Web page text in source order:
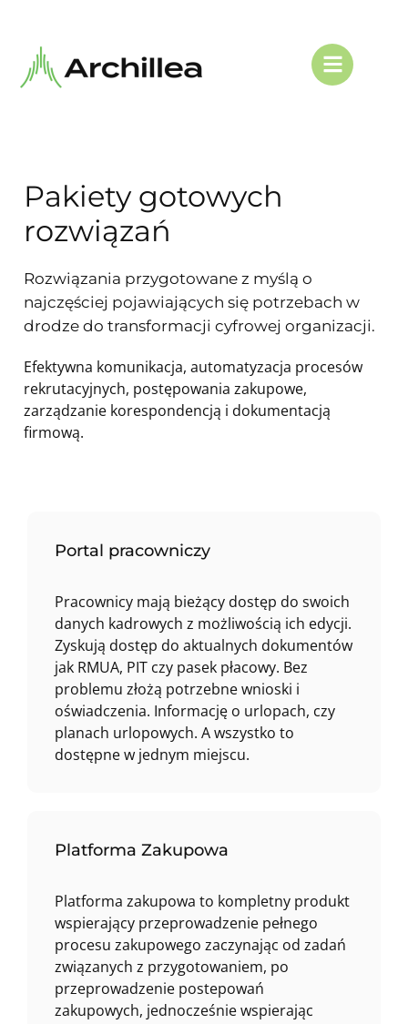
Pakiety gotowych
rozwiązań
Rozwiązania przygotowane z myślą o
najczęściej pojawiających się potrzebach w
drodze do transformacji cyfrowej organizacji.
Efektywna komunikacja, automatyzacja procesów
rekrutacyjnych, postępowania zakupowe,
zarządzanie korespondencją i dokumentacją
firmową.
Portal pracowniczy
Pracownicy mają bieżący dostęp do swoich
danych kadrowych z możliwością ich edycji.
Zyskują dostęp do aktualnych dokumentów
jak RMUA, PIT czy pasek płacowy. Bez
problemu złożą potrzebne wnioski i
oświadczenia. Informację o urlopach, czy
planach urlopowych. A wszystko to
dostępne w jednym miejscu.
Platforma Zakupowa
Platforma zakupowa to kompletny produkt
wspierający przeprowadzenie pełnego
procesu zakupowego zaczynając od zadań
związanych z przygotowaniem, po
przeprowadzenie postepowań
zakupowych, jednocześnie wspierając